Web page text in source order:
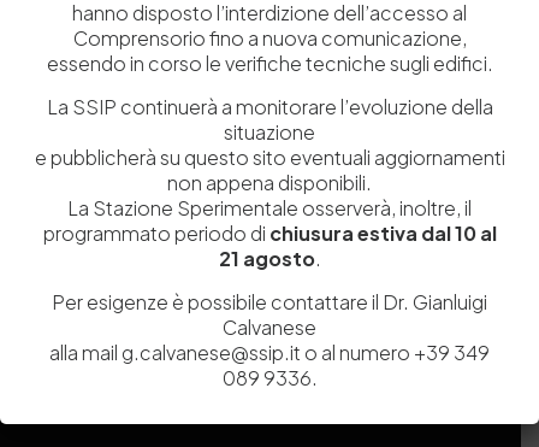
Salva il mio nome, email e sito web in questo browser per la
prossima volta che commento.
hanno disposto l’interdizione dell’accesso al
Comprensorio fino a nuova comunicazione,
essendo in corso le verifiche tecniche sugli edifici.
La SSIP continuerà a monitorare l’evoluzione della
situazione
e pubblicherà su questo sito eventuali aggiornamenti
non appena disponibili.
La Stazione Sperimentale osserverà, inoltre, il
programmato periodo di chiusura estiva dal 10 al
21 agosto.
Per esigenze è possibile contattare il Dr. Gianluigi
Calvanese
alla mail g.calvanese@ssip.it o al numero +39 349
089 9336.